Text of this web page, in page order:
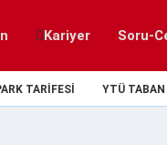
Kariyer Soru-
TARIFESI YTÜ